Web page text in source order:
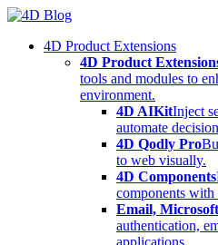
Skip
content4D Product Extensions
4D Product
tools and modules to
environment.
4D AIKitInject
automate
4D Qodly Pro
to web visually.
4D Components
components with
Email,
authentication,
applications.